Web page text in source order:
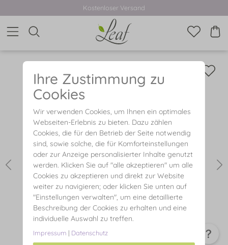
Kostenloser Versand
Ihre Zustimmung zu
Cookies
Wir verwenden Cookies, um Ihnen ein optimales
Webseiten-Erlebnis zu bieten. Dazu zählen
Cookies, die für den Betrieb der Seite notwendig
sind, sowie solche, die für Komforteinstellungen
oder zur Anzeige personalisierter Inhalte genutzt
werden. Klicken Sie auf "alle akzeptieren" um alle
Cookies zu akzeptieren und direkt zur Website
weiter zu navigieren; oder klicken Sie unten auf
"Einstellungen verwalten", um eine detaillierte
Beschreibung der Cookies zu erhalten und eine
individuelle Auswahl zu treffen.
Impressum | Datenschutz